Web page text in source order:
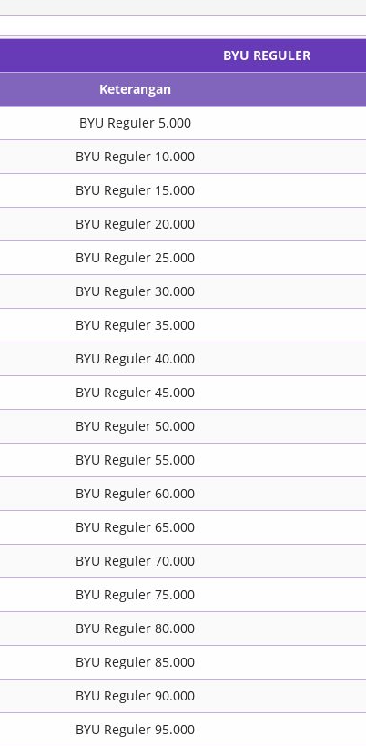
BYU REGULER
Keterangan
BYU Reguler 5.000
BYU Reguler 10.000
BYU Reguler 15.000
BYU Reguler 20.000
BYU Reguler 25.000
BYU Reguler 30.000
BYU Reguler 35.000
BYU Reguler 40.000
BYU Reguler 45.000
BYU Reguler 50.000
BYU Reguler 55.000
BYU Reguler 60.000
BYU Reguler 65.000
BYU Reguler 70.000
BYU Reguler 75.000
BYU Reguler 80.000
BYU Reguler 85.000
BYU Reguler 90.000
BYU Reguler 95.000